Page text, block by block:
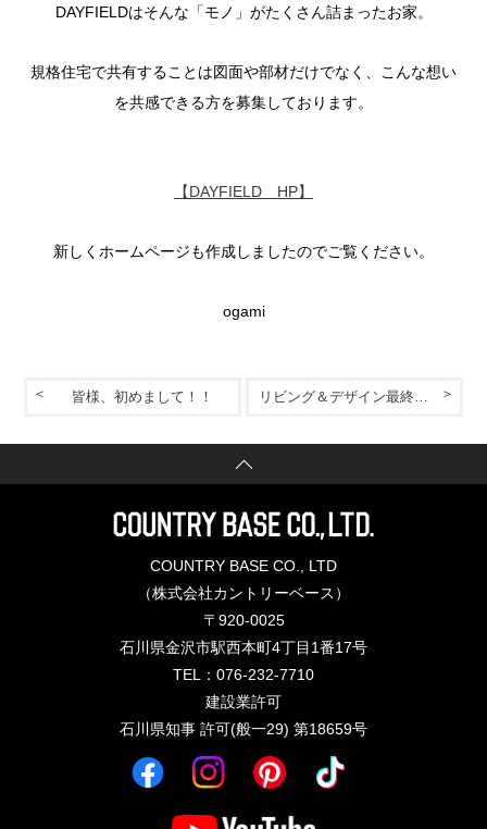
DAYFIELDはそんな「モノ」がたくさん詰まったお家。
規格住宅で共有することは図面や部材だけでなく、こんな想い
を共感できる方を募集しております。
【DAYFIELD HP】
新しくホームページも作成しましたのでご覧ください。
ogami
リビング＆デザイン最終日！！
皆様、初めまして！！
COUNTRY BASE CO., LTD
（株式会社カントリーベース）
〒920-0025
石川県金沢市駅西本町4丁目1番17号
TEL：076-232-7710
建設業許可
石川県知事 許可(般一29) 第18659号